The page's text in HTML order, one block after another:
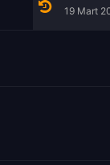
19 Mart